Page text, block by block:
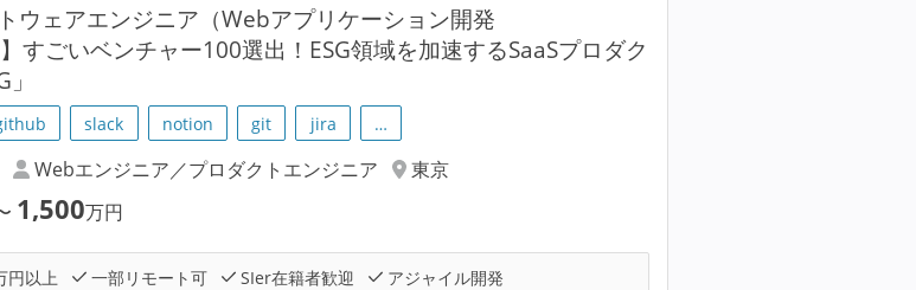
ウェアエンジニア（Webアプリケーション開発
】すごいベンチャー100選出！ESG領域を加速するSaaSプロダク
slack notion git jira …
Webエンジニア／プロダクトエンジニア
東京
1,500万円
円以上 一部リモート可 SIer在籍者歓迎
アジャイル開発